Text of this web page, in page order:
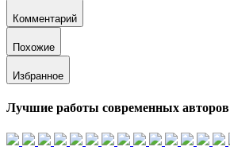
Комментарий
Похожие
Избранное
Лучшие работы современных авторов